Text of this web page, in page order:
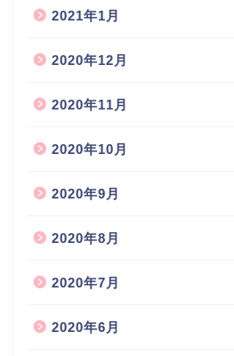
2021年1月
2020年12月
2020年11月
2020年10月
2020年9月
2020年8月
2020年7月
2020年6月